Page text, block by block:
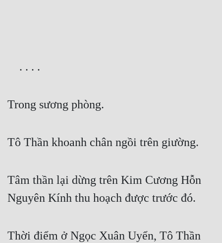
Truyện Nhập Môn
Xa Lộ Dịch
Cung Đấu
Cổ Đại
    . . . .
Trong sương phòng.
Tô Thần khoanh chân ngồi trên giường.
Tâm thần lại dừng trên Kim Cương Hỗn
Nguyên Kính thu hoạch được trước đó.
Thời điểm ở Ngọc Xuân Uyển, Tô Thần